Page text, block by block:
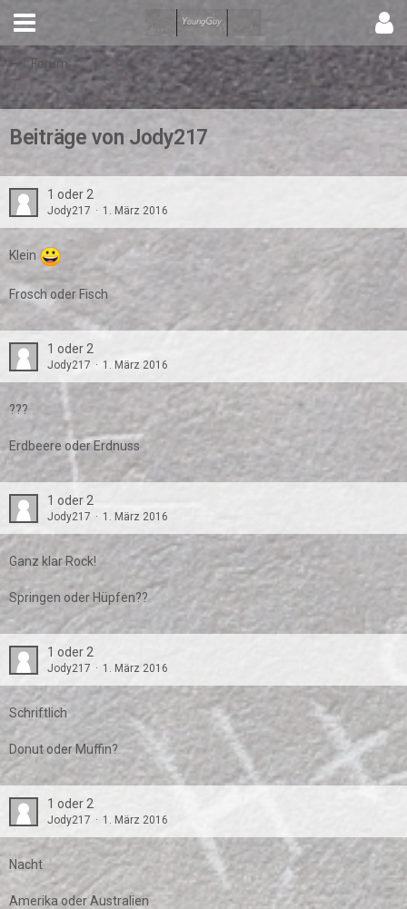
Forum
Beiträge von Jody217
1 oder 2
Jody217 1. März 2016
Klein
Frosch oder Fisch
1 oder 2
Jody217 1. März 2016
???
Erdbeere oder Erdnuss
1 oder 2
Jody217 1. März 2016
Ganz klar Rock!
Springen oder Hüpfen??
1 oder 2
Jody217 1. März 2016
Schriftlich
Donut oder Muffin?
1 oder 2
Jody217 1. März 2016
Nacht
Amerika oder Australien